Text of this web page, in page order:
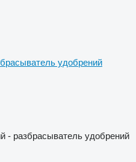
удобрений
- разбрасыватель удобрений